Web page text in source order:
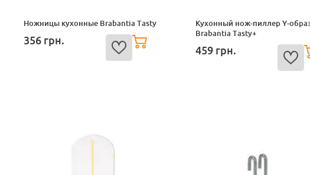
Ножницы кухонные Brabantia Tasty
356 грн.
Кухонный нож-пиллер Y-
Brabantia Tasty+
459 грн.